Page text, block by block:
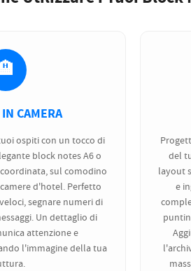
CAMERA
ospiti con un tocco di
block notes A6 o
sul comodino
d'hotel. Perfetto
segnare numeri di
Un dettaglio di
attenzione e
l'immagine della tua
del
layout
e